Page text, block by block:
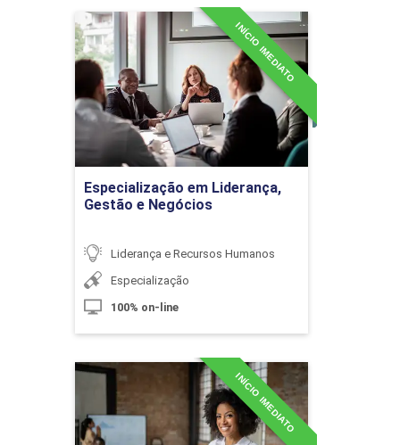
Liderança Situacional
10h
Habilidades para o Exercício da
Liderança
Especialização em Liderança,
Gestão e Negócios
INÍCIO IMEDIATO
Liderança e Recursos Humanos
Especialização
100% on-line
Especialização em
Liderança, Gestão e
Negócios
Detalhes do curso
INÍCIO IMEDIATO
Especialização em
Neurociências,
Comportamento e
Liderança